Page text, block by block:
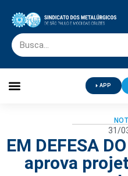
APP
31/
EM DEFESA
aprova